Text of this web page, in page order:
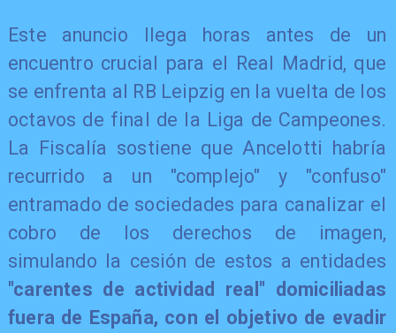
Este anuncio llega horas antes de un
encuentro crucial para el Real Madrid, que
se enfrenta al RB Leipzig en la vuelta de los
octavos de final de la Liga de Campeones.
La Fiscalía sostiene que Ancelotti habría
recurrido a un "complejo" y "confuso"
entramado de sociedades para canalizar el
cobro de los derechos de imagen,
simulando la cesión de estos a entidades
"carentes de actividad real" domiciliadas
fuera de España, con el objetivo de evadir